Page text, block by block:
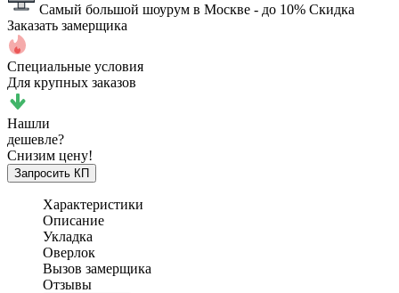
Самый большой шоурум в Москве - до 10% Скидка
Заказать замерщика
Специальные условия
Для крупных заказов
Нашли
дешевле?
Снизим цену!
Запросить КП
Характеристики
Описание
Укладка
Оверлок
Вызов замерщика
Отзывы